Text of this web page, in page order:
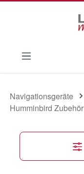
Navigationsgeräte
Humminbird Zubehör